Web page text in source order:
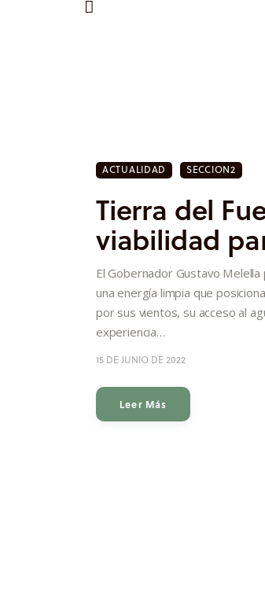
ACTUALIDAD SECCION2
Tierra del
viabilidad
El Gobernador Gustavo
una energía limpia que
por sus vientos, su acceso al
experiencia…
15 DE JUNIO DE 2022
Leer Más